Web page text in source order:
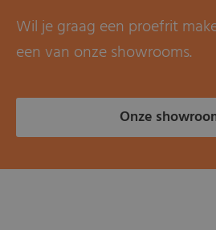
Wil je graag een proefrit
een van onze showrooms.
Onze